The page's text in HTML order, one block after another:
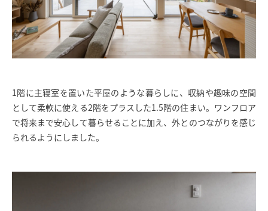
1階に主寝室を置いた平屋のような暮らしに、収納や趣味の空間
として柔軟に使える2階をプラスした1.5階の住まい。ワンフロア
で将来まで安心して暮らせることに加え、外とのつながりを感じ
られるようにしました。